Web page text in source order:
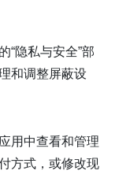
“隐私与安全”部
和调整屏蔽设
用中查看和管理
方式，或修改现